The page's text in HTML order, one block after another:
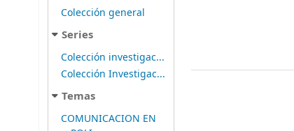
Colección general
Series
Colección investigac...
Colección Investigac...
Temas
COMUNICACION EN